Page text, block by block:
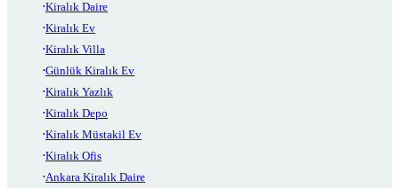
Kiralık Daire
Kiralık Ev
Kiralık Villa
Günlük Kiralık Ev
Kiralık Yazlık
Kiralık Depo
Kiralık Müstakil Ev
Kiralık Ofis
Ankara Kiralık Daire